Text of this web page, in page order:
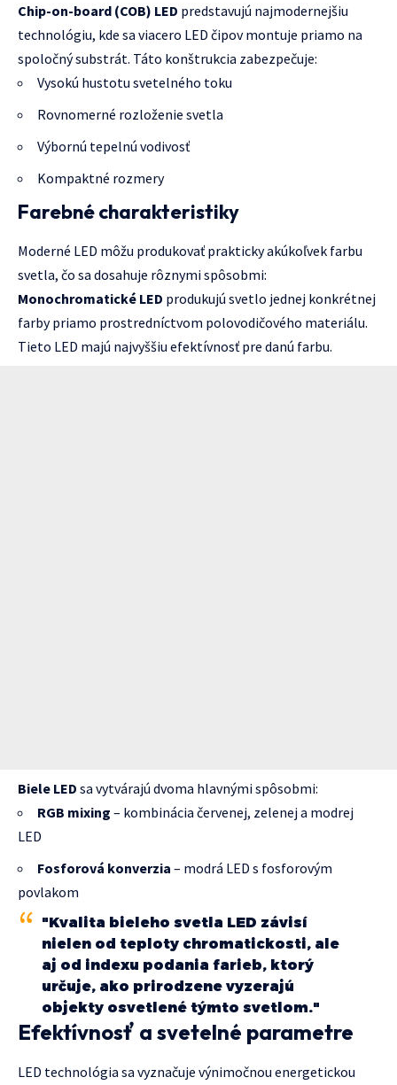
Chip-on-board (COB) LED predstavujú najmodernejšiu
technológiu, kde sa viacero LED čipov montuje priamo na
spoločný substrát. Táto konštrukcia zabezpečuje:
Vysokú hustotu svetelného toku
Rovnomerné rozloženie svetla
Výbornú tepelnú vodivosť
Kompaktné rozmery
Farebné charakteristiky
Moderné LED môžu produkovať prakticky akúkoľvek farbu
svetla, čo sa dosahuje rôznymi spôsobmi:
Monochromatické LED produkujú svetlo jednej konkrétnej
farby priamo prostredníctvom polovodičového materiálu.
Tieto LED majú najvyššiu efektívnosť pre danú farbu.
Biele LED sa vytvárajú dvoma hlavnými spôsobmi:
RGB mixing – kombinácia červenej, zelenej a modrej
LED
Fosforová konverzia – modrá LED s fosforovým
povlakom
"Kvalita bieleho svetla LED závisí
nielen od teploty chromatickosti, ale
aj od indexu podania farieb, ktorý
určuje, ako prirodzene vyzerajú
objekty osvetlené týmto svetlom."
Efektívnosť a svetelné parametre
LED technológia sa vyznačuje výnimočnou energetickou